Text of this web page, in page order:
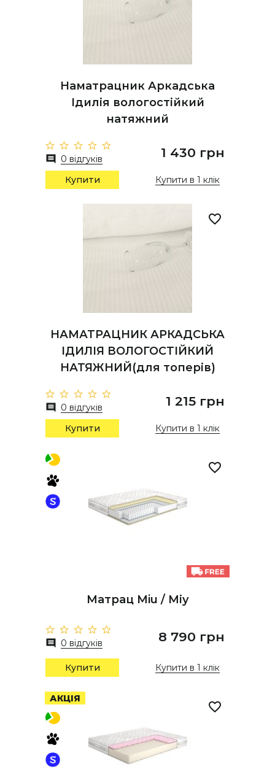
Наматрацник Аркадська
Ідилія вологостійкий
натяжний
0 відгуків 1 430 грн
Купити Купити в 1 клік
НАМАТРАЦНИК АРКАДСЬКА
ІДИЛІЯ ВОЛОГОСТІЙКИЙ
НАТЯЖНИЙ(для топерів)
0 відгуків 1 215 грн
Купити Купити в 1 клік
Матрац Miu / Міу
0 відгуків 8 790 грн
Купити Купити в 1 клік
АКЦІЯ